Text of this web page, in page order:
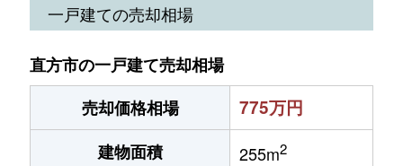
一戸建ての売却相場
直方市の一戸建て売却相場
売却価格相場
775万円
建物面積 255m2